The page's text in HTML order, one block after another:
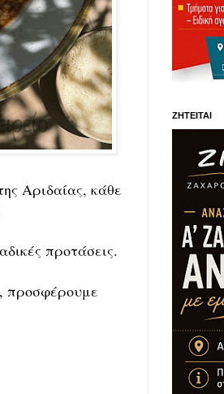
Αριδαίας, κάθε
προτάσεις.
προσφέρουμε
ΖΗΤΕΙΤΑΙ